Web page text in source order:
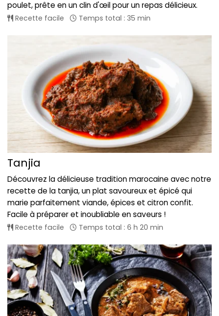
poulet, prête en un clin d'œil pour un repas délicieux.
Recette facile Temps total : 35 min
Tanjia
Découvrez la délicieuse tradition marocaine avec notre
recette de la tanjia, un plat savoureux et épicé qui
marie parfaitement viande, épices et citron confit.
Facile à préparer et inoubliable en saveurs !
Recette facile Temps total : 6 h 20 min